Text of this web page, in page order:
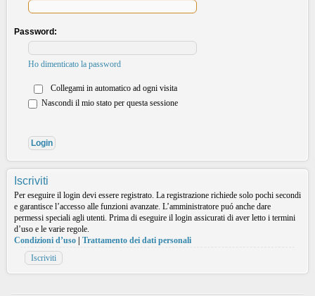
Password:
Ho dimenticato la password
Collegami in automatico ad ogni visita
Nascondi il mio stato per questa sessione
Iscriviti
Per eseguire il login devi essere registrato. La registrazione richiede solo pochi secondi
e garantisce l’accesso alle funzioni avanzate. L’amministratore puó anche dare
permessi speciali agli utenti. Prima di eseguire il login assicurati di aver letto i termini
d’uso e le varie regole.
Condizioni d’uso
Trattamento dei dati personali
Iscriviti